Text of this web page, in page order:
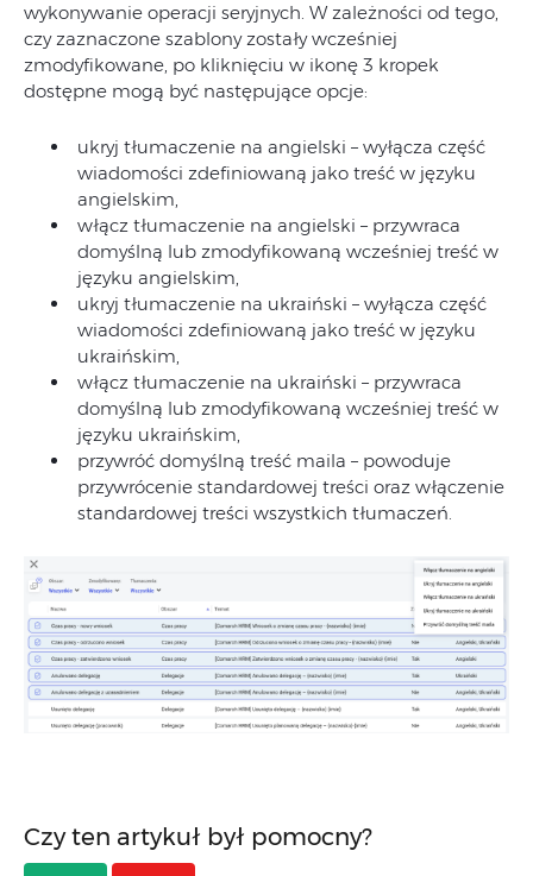
wykonywanie operacji seryjnych. W zależności od tego,
czy zaznaczone szablony zostały wcześniej
zmodyfikowane, po kliknięciu w ikonę 3 kropek
dostępne mogą być następujące opcje:
ukryj tłumaczenie na angielski – wyłącza część
wiadomości zdefiniowaną jako treść w języku
angielskim,
włącz tłumaczenie na angielski – przywraca
domyślną lub zmodyfikowaną wcześniej treść w
języku angielskim,
ukryj tłumaczenie na ukraiński – wyłącza część
wiadomości zdefiniowaną jako treść w języku
ukraińskim,
włącz tłumaczenie na ukraiński – przywraca
domyślną lub zmodyfikowaną wcześniej treść w
języku ukraińskim,
przywróć domyślną treść maila – powoduje
przywrócenie standardowej treści oraz włączenie
standardowej treści wszystkich tłumaczeń.
Czy ten artykuł był pomocny?